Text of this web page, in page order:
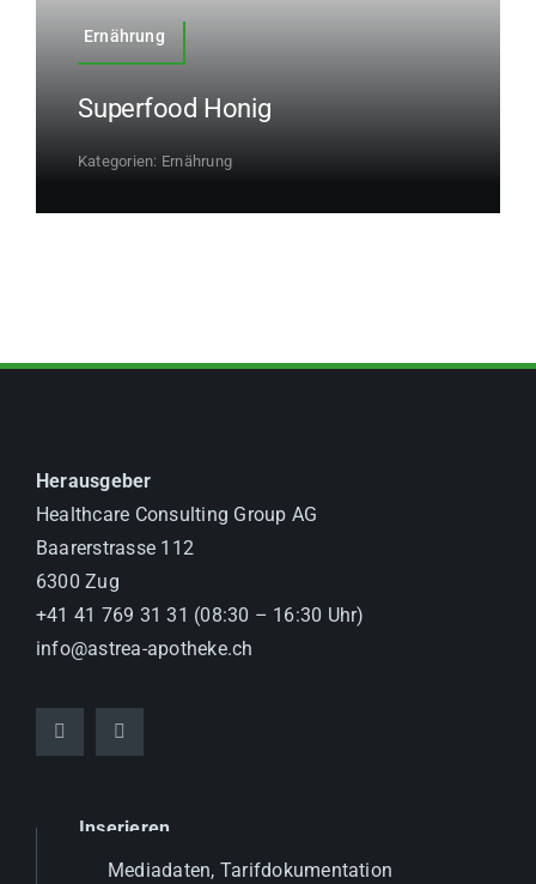
Ernährung
Superfood Honig
Kategorien: Ernährung
Herausgeber
Healthcare Consulting Group AG
Baarerstrasse 112
6300 Zug
+41 41 769 31 31 (08:30 – 16:30 Uhr)
info@astrea-apotheke.ch
Inserieren
Mediadaten, Tarifdokumentation